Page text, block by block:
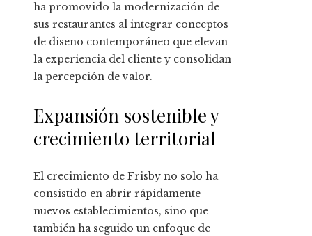
ha promovido la modernización de
sus restaurantes al integrar conceptos
de diseño contemporáneo que elevan
la experiencia del cliente y consolidan
la percepción de valor.
Expansión sostenible y
crecimiento territorial
El crecimiento de Frisby no solo ha
consistido en abrir rápidamente
nuevos establecimientos, sino que
también ha seguido un enfoque de